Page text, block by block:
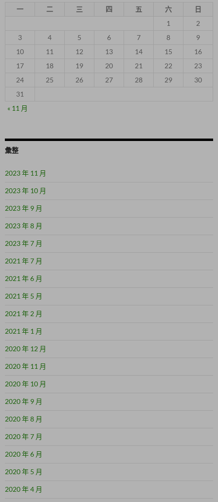
一 二 三 四 五 六
日
1
2
3
4 5 6 7 8
9
10
11 12 13 14 15
16
17
18 19 20 21 22
23
24
25 26 27 28 29
30
31
« 11 月
彙整
2023 年 11 月
2023 年 10 月
2023 年 9 月
2023 年 8 月
2023 年 7 月
2021 年 7 月
2021 年 6 月
2021 年 5 月
2021 年 2 月
2021 年 1 月
2020 年 12 月
2020 年 11 月
2020 年 10 月
2020 年 9 月
2020 年 8 月
2020 年 7 月
2020 年 6 月
2020 年 5 月
2020 年 4 月